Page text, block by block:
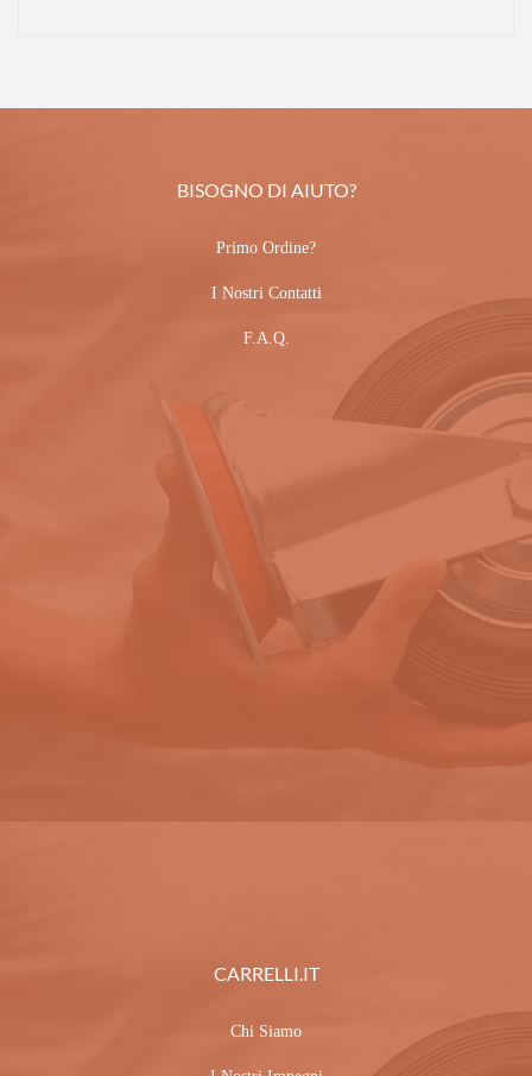
BISOGNO DI AIUTO?
Primo Ordine?
I Nostri Contatti
F.A.Q.
CARRELLI.IT
I Nostri Impegni
Privacy Policy